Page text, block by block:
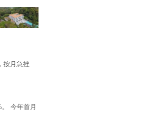
按月急挫
今年首月